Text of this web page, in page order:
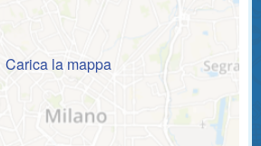
Carica la mappa